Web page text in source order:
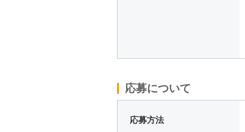
応募について
応募方法